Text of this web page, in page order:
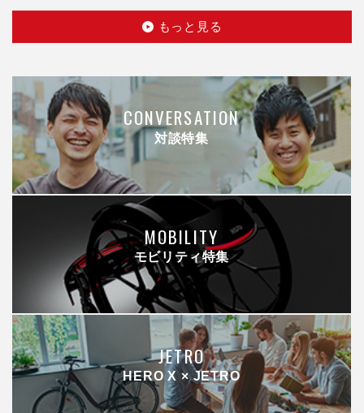
もっと見る
CONVERSATION
対談特集
MOBILITY
モビリティ特集
JETRO
HERO X × JETRO